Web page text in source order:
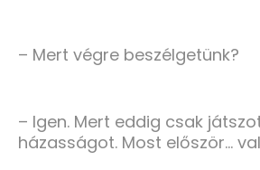
– Mert végre beszélgetünk?
– Igen. Mert eddig csak
házasságot. Most először…